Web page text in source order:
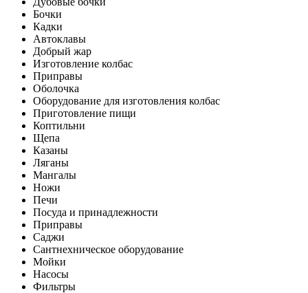
Бочки
Кадки
Автоклавы
Добрый жар
Изготовление колбас
Приправы
Оболочка
Оборудование для изготовления колбас
Приготовление пищи
Коптильни
Щепа
Казаны
Ляганы
Мангалы
Ножи
Печи
Посуда и принадлежности
Приправы
Саджи
Сантнехническое оборудование
Мойки
Насосы
Фильтры